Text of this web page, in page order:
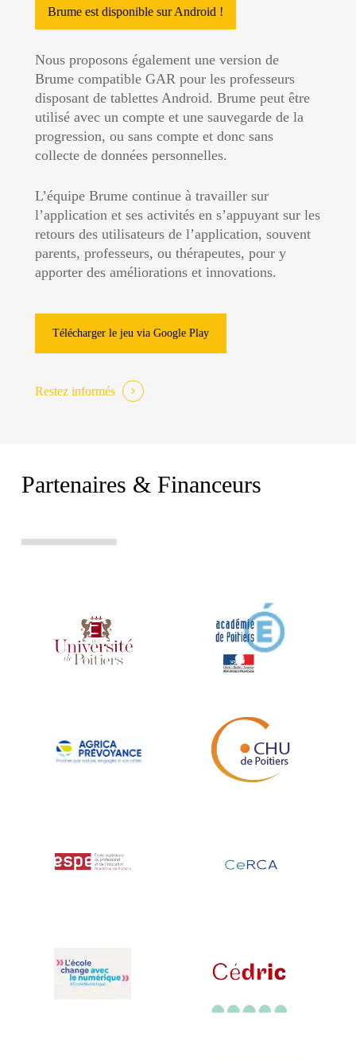
Brume est disponible sur Android !
Nous proposons également une version de
Brume compatible GAR pour les professeurs
disposant de tablettes Android. Brume peut être
utilisé avec un compte et une sauvegarde de la
progression, ou sans compte et donc sans
collecte de données personnelles.
L’équipe Brume continue à travailler sur
l’application et ses activités en s’appuyant sur les
retours des utilisateurs de l’application, souvent
parents, professeurs, ou thérapeutes, pour y
apporter des améliorations et innovations.
Télécharger le jeu via Google Play
Restez informés
Partenaires & Financeurs